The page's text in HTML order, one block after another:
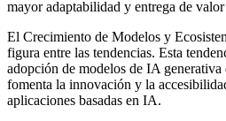
mayor adaptabilidad y entrega de
El Crecimiento de Modelos y
figura entre las tendencias. Esta
adopción de modelos de IA
fomenta la innovación y la
aplicaciones basadas en IA.